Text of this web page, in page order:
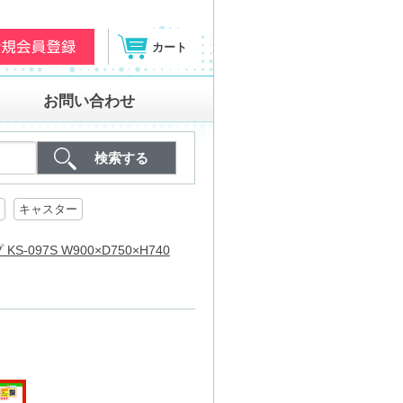
カート
お問い合わせ
キャスター
KS-097S W900×D750×H740